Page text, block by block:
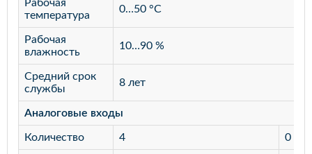
Рабочая
температура
0…50 °С
Рабочая
влажность
10…90 %
Средний срок
службы
8 лет
Аналоговые входы
Количество 4 0